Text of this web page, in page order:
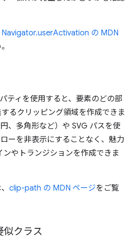
Navigator.userActivation の MDN
ティを使用すると、要素のどの部
るクリッピング領域を作成できま
、多角形など）や SVG パスを使
ーを非表示にすることなく、魅力
やトランジションを作成できま
clip-path の MDN ページをご覧
似クラス